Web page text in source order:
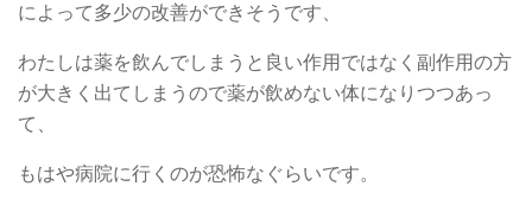
によって多少の改善ができそうです、
わたしは薬を飲んでしまうと良い作用ではなく副作用の方
が大きく出てしまうので薬が飲めない体になりつつあっ
て、
もはや病院に行くのが恐怖なぐらいです。